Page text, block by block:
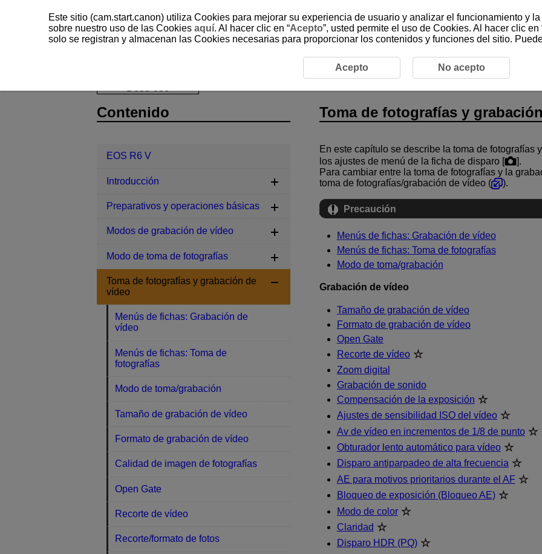
Toma de fotografías y grabación de vídeo
Toma de fotografías y
En este capítulo se describe la toma de fotografías
los ajustes de menú de la ficha de disparo [
].
Para cambiar entre la toma de fotografías y la
toma de fotografías/grabación de vídeo (
).
Precaución
Menús de fichas: Grabación de vídeo
Menús de fichas: Toma de fotografías
Modo de toma/grabación
Grabación de vídeo
Tamaño de grabación de vídeo
Formato de grabación de vídeo
Open Gate
Recorte de vídeo
Zoom digital
Grabación de sonido
Compensación de la exposición
Ajustes de sensibilidad ISO del vídeo
Av de vídeo en incrementos de 1/8 de punto
Obturador lento automático para vídeo
Disparo antiparpadeo de alta frecuencia
AE para motivos prioritarios durante el AF
Bloqueo de exposición (Bloqueo AE)
Modo de color
Claridad
Disparo HDR (PQ)
Contenido
EOS R6 V
Introducción
Preparativos y operaciones básicas
Modos de grabación de vídeo
Modo de toma de fotografías
Toma de fotografías y grabación de
vídeo
Menús de fichas: Grabación de
vídeo
Menús de fichas: Toma de
fotografías
Modo de toma/grabación
Tamaño de grabación de vídeo
Formato de grabación de vídeo
Calidad de imagen de fotografías
Open Gate
Recorte de vídeo
Recorte/formato de fotos
Este sitio (cam.start.canon) utiliza Cookies para mejorar su experiencia de usuario y analizar el funcionamiento y
sobre nuestro uso de las Cookies aquí. Al hacer clic en “Acepto”, usted permite el uso de Cookies. Al hacer clic en
solo se registran y almacenan las Cookies necesarias para proporcionar los contenidos y funciones del sitio.
Acepto No acepto